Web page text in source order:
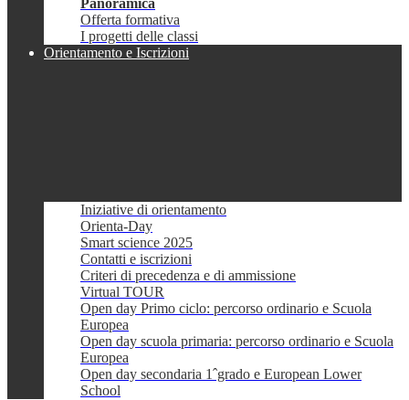
Panoramica
Offerta formativa
I progetti delle classi
Orientamento e Iscrizioni
Iniziative di orientamento
Orienta-Day
Smart science 2025
Contatti e iscrizioni
Criteri di precedenza e di ammissione
Virtual TOUR
Open day Primo ciclo: percorso ordinario e Scuola
Europea
Open day scuola primaria: percorso ordinario e Scuola
Europea
Open day secondaria 1ˆgrado e European Lower
School